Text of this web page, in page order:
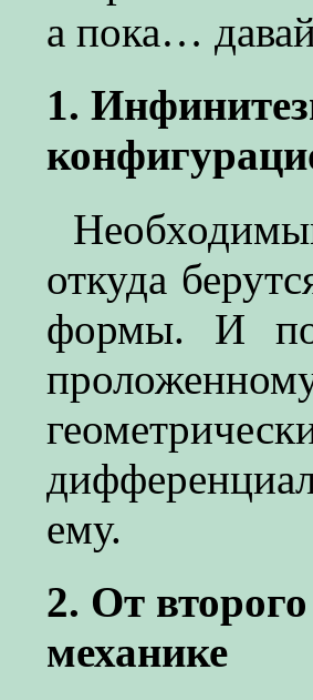
а пока…
1.
откуда
формы. И
ему.
2. От
механике